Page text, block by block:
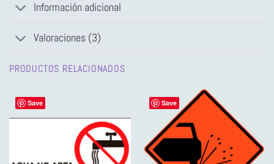
Información adicional
Valoraciones (3)
PRODUCTOS RELACIONADOS
Save Save